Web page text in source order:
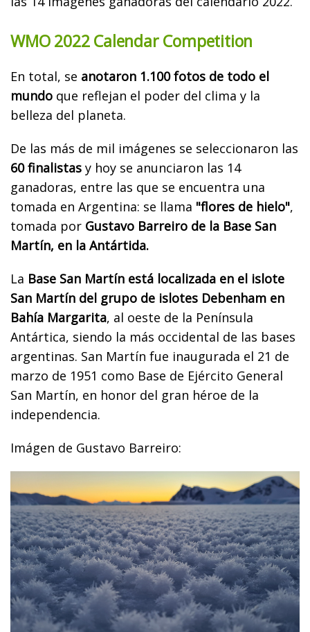
WMO 2022 Calendar Competition
En total, se anotaron 1.100 fotos de todo el
mundo que reflejan el poder del clima y la
belleza del planeta.
De las más de mil imágenes se seleccionaron las
60 finalistas y hoy se anunciaron las 14
ganadoras, entre las que se encuentra una
tomada en Argentina: se llama "flores de hielo",
tomada por Gustavo Barreiro de la Base San
Martín, en la Antártida.
La Base San Martín está localizada en el islote
San Martín del grupo de islotes Debenham en
Bahía Margarita, al oeste de la Península
Antártica, siendo la más occidental de las bases
argentinas. San Martín fue inaugurada el 21 de
marzo de 1951 como Base de Ejército General
San Martín, en honor del gran héroe de la
independencia.
Imágen de Gustavo Barreiro: